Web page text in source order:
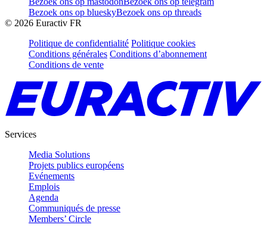
Bezoek ons op blueskyBezoek ons op threads
© 2026 Euractiv FR
Politique de confidentialité Politique cookies
Conditions générales Conditions d’abonnement
Conditions de vente
Services
Media Solutions
Projets publics européens
Evénements
Emplois
Agenda
Communiqués de presse
Members’ Circle